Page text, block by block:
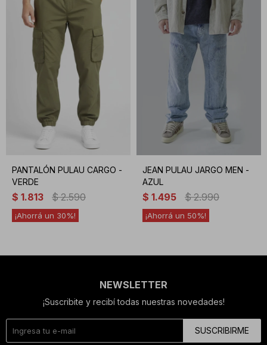
PANTALÓN PULAU CARGO -
VERDE
$ 1.813 $ 2.590
30
JEAN PULAU JARGO MEN -
AZUL
$ 1.495 $ 2.990
50
NEWSLETTER
¡Suscribite y recibí todas nuestras novedades!
SUSCRIBIRME